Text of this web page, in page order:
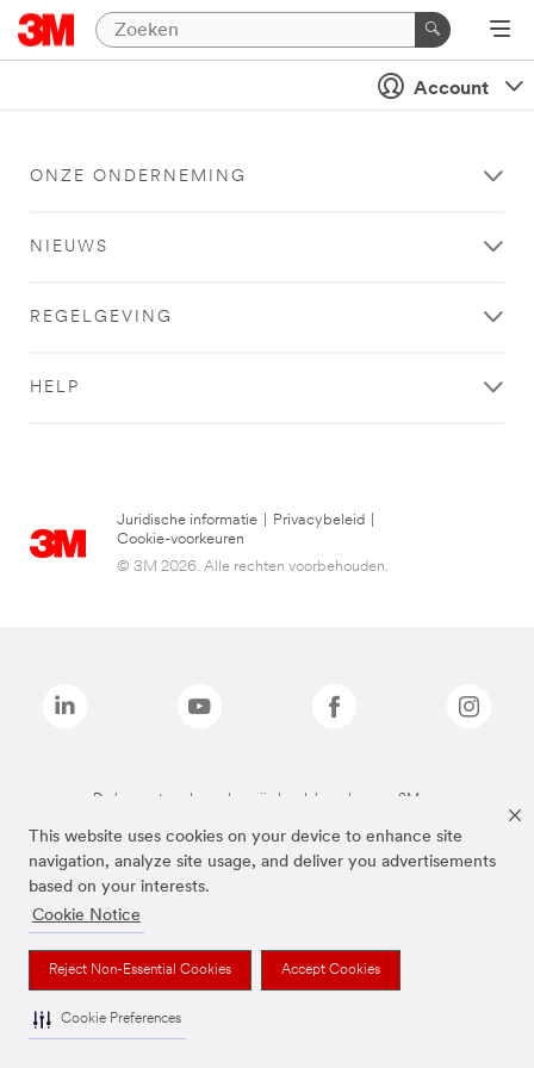
This website uses cookies on your device to enhance site
navigation, analyze site usage, and deliver you advertisements
based on your interests.
Cookie Notice
Reject Non-Essential Cookies Accept Cookies
Cookie Preferences
Account
ONZE ONDERNEMING
NIEUWS
REGELGEVING
HELP
Juridische informatie Privacybeleid
Cookie-voorkeuren
© 3M 2026. Alle rechten voorbehouden.
De bovenstaande merken zijn handelsmerken van 3M.we